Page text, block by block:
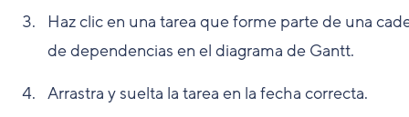
Haz clic en una tarea que forme parte de una
de dependencias en el diagrama de Gantt.
Arrastra y suelta la tarea en la fecha correcta.